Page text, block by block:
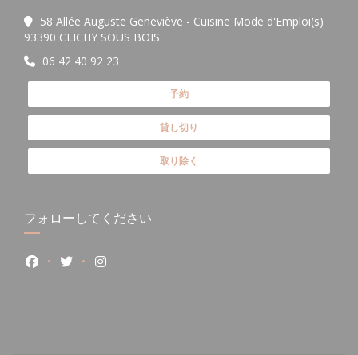
58 Allée Auguste Geneviève - Cuisine Mode d'Emploi(s)
93390 CLICHY SOUS BOIS
06 42 40 92 23
予約
貸し切り
取り除く
フォローしてください
Facebook ((新しいウィンドウで開きます))
Twitter ((新しいウィンドウで開きます))
Instagram ((新しいウィンドウで開きます))